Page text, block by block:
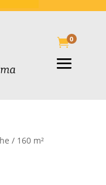
0
/ 160 m²